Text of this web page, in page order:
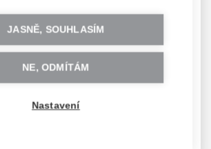
agentuře 15-20 hodin. Protože mi
na správu vždycky přišly
komplikované nebo v
se tu češtiny, jednoduchosti,
v exportech od
JASNĚ, SOUHLASÍM
NE, ODMÍTÁM
Nastavení